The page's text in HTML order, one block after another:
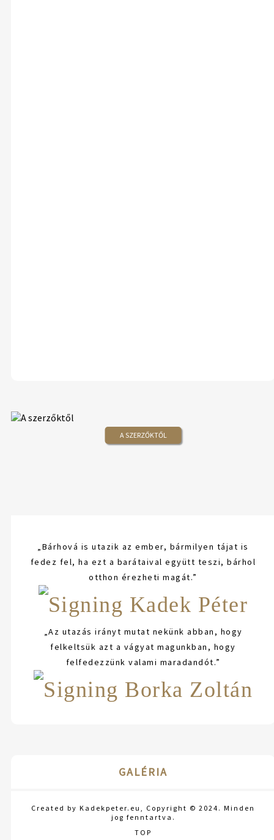
A SZERZŐKTŐL
„Bárhová is utazik az ember, bármilyen tájat is
fedez fel, ha ezt a barátaival együtt teszi, bárhol
otthon érezheti magát.”
„Az utazás irányt mutat nekünk abban, hogy
felkeltsük azt a vágyat magunkban, hogy
felfedezzünk valami maradandót.”
GALÉRIA
Created by Kadekpeter.eu, Copyright © 2024. Minden
jog fenntartva.
TOP